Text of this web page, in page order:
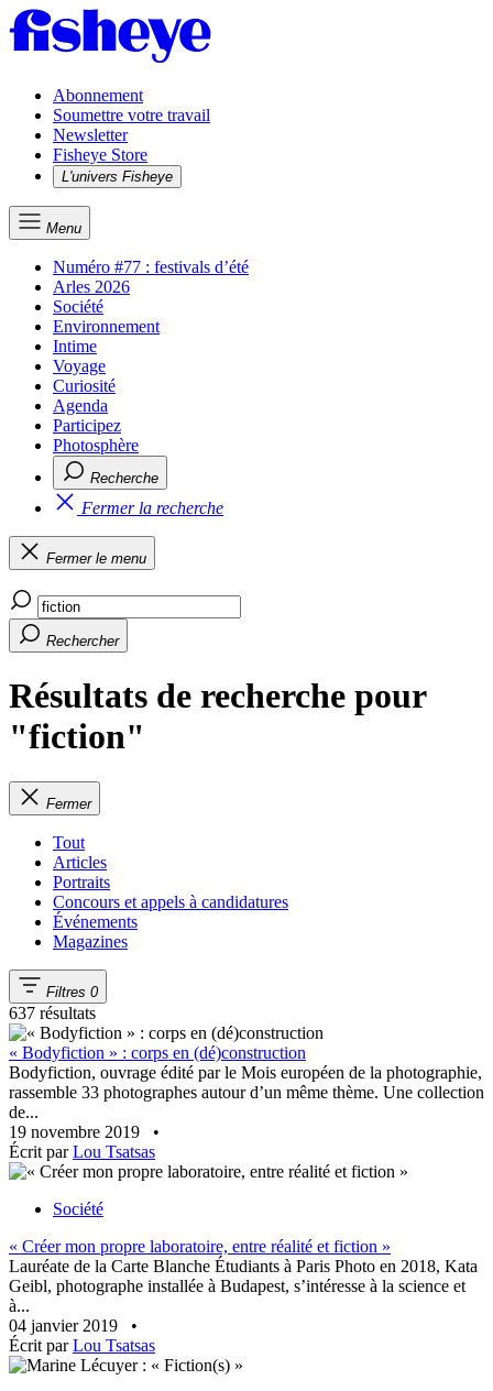
Abonnement
Soumettre votre travail
Newsletter
Fisheye Store
L'univers Fisheye
Menu
Numéro #77 : festivals d’été
Arles 2026
Société
Environnement
Intime
Voyage
Curiosité
Agenda
Participez
Photosphère
Recherche
Fermer la recherche
Fermer le menu
Rechercher
Résultats de recherche pour
"fiction"
Fermer
Tout
Articles
Portraits
Concours et appels à candidatures
Événements
Magazines
Filtres 0
637 résultats
« Bodyfiction » : corps en (dé)construction
Bodyfiction, ouvrage édité par le Mois européen de la photographie,
rassemble 33 photographes autour d’un même thème. Une collection
de...
19 novembre 2019
•
Écrit parLou Tsatsas
Société
« Créer mon propre laboratoire, entre réalité et fiction »
Lauréate de la Carte Blanche Étudiants à Paris Photo en 2018, Kata
Geibl, photographe installée à Budapest, s’intéresse à la science et
à...
04 janvier 2019
•
Écrit parLou Tsatsas